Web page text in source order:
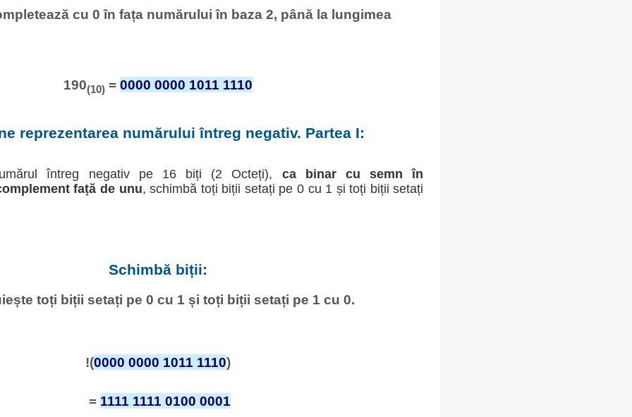
cu 0 în fața numărului în baza 2, până la lungimea
190(10) = 0000 0000 1011 1110
reprezentarea numărului întreg negativ. Partea I:
întreg negativ pe 16 biți (2 Octeți), ca binar cu semn în
față de unu, schimbă toți biții setați pe 0 cu 1 și toți biții setați
Schimbă biții:
toți biții setați pe 0 cu 1 și toți biții setați pe 1 cu 0.
!(0000 0000 1011 1110)
= 1111 1111 0100 0001